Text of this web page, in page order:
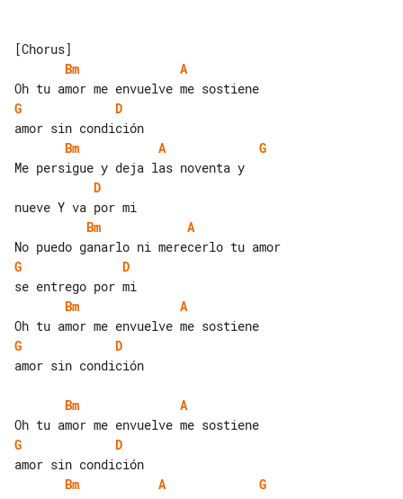
Bm
A
G
D
Bm
A
G
D
Bm
A
G
D
Bm
A
G
D
amor sin condición
Bm
A
G
D
Bm
A
G